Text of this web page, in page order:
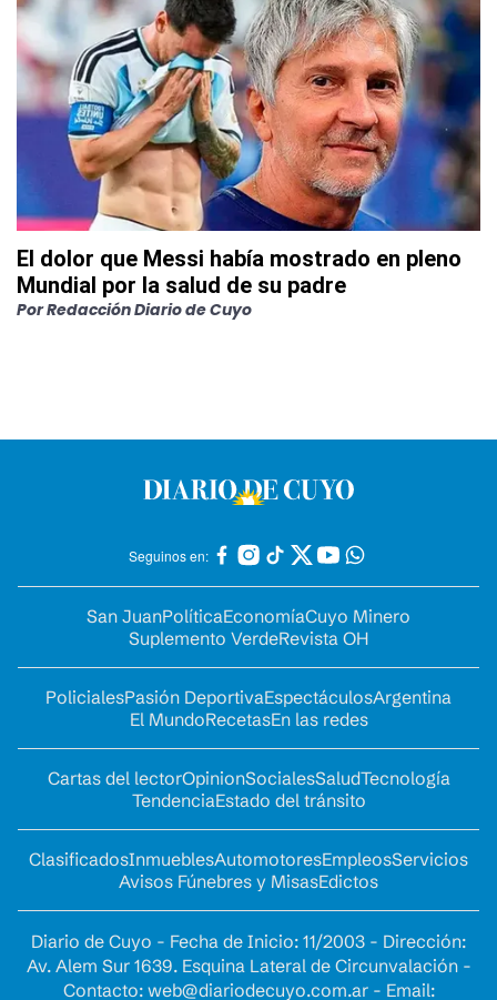
El dolor que Messi había mostrado en pleno
Mundial por la salud de su padre
PorRedacción Diario de Cuyo
Seguinos en:
San JuanPolíticaEconomíaCuyo Minero
Suplemento VerdeRevista OH
PolicialesPasión DeportivaEspectáculosArgentina
El MundoRecetasEn las redes
Cartas del lectorOpinionSocialesSaludTecnología
TendenciaEstado del tránsito
ClasificadosInmueblesAutomotoresEmpleosServicios
Avisos Fúnebres y MisasEdictos
Diario de Cuyo - Fecha de Inicio: 11/2003 - Dirección:
Av. Alem Sur 1639. Esquina Lateral de Circunvalación -
Contacto: web@diariodecuyo.com.ar- Email: